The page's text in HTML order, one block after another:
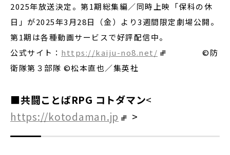
2025年放送決定。第1期総集編／同時上映「保科の休
日」が2025年3月28日（金）より3週間限定劇場公開。
第1期は各種動画サービスで好評配信中。
公式サイト： https://kaiju-no8.net/
©防
衛隊第３部隊 ©松本直也／集英社
■共闘ことばRPG コトダマン<
https://kotodaman.jp
>